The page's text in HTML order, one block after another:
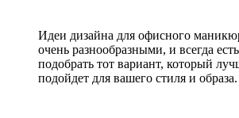
Идеи дизайна для офисного
очень разнообразными, и всегда
подобрать тот вариант, который
подойдет для вашего стиля и образа.